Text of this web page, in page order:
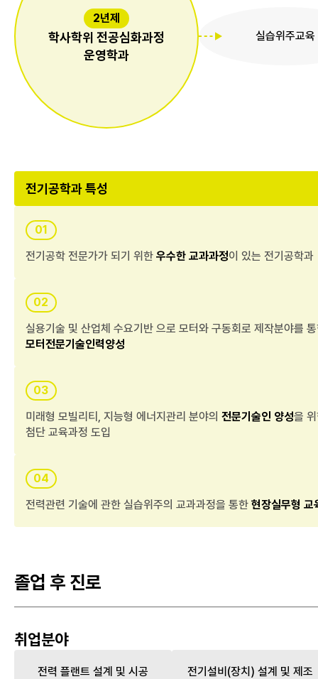
2년제
학사학위 전공심화과정
운영학과
실습위주교육
전기공학과 특성
01
전기공학 전문가가 되기 위한 우수한 교과과정이 있는 전기공학과
02
실용기술 및 산업체 수요기반 으로 모터와 구동회로 제작분야를
모터전문기술인력양성
03
미래형 모빌리티, 지능형 에너지관리 분야의 전문기술인 양성을
첨단 교육과정 도입
04
전력관련 기술에 관한 실습위주의 교과과정을 통한 현장실무형 교
졸업 후 진로
취업분야
전력 플랜트 설계 및 시공 전기설비(장치) 설계 및 제조